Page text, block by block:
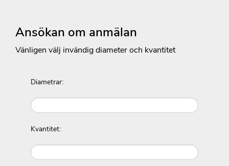
Ansökan om anmälan
Vänligen välj invändig diameter och kvantitet
Diametrar:
Kvantitet: